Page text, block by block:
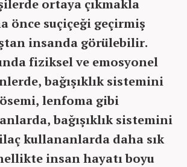
ortaya çıkmakla
önce suçiçeği geçirmiş
insanda görülebilir.
fiziksel ve emosyonel
bağışıklık sistemini
lenfoma gibi
bağışıklık sistemini
kullananlarda daha sık
insan hayatı boyu